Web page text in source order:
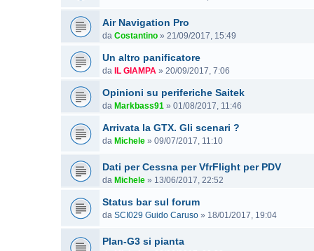
Air Navigation Pro
da Costantino » 21/09/2017, 15:49
Un altro panificatore
da IL GIAMPA » 20/09/2017, 7:06
Opinioni su periferiche Saitek
da Markbass91 » 01/08/2017, 11:46
Arrivata la GTX. Gli scenari ?
da Michele » 09/07/2017, 11:10
Dati per Cessna per VfrFlight per PDV
da Michele » 13/06/2017, 22:52
Status bar sul forum
da SCI029 Guido Caruso » 18/01/2017, 19:04
Plan-G3 si pianta